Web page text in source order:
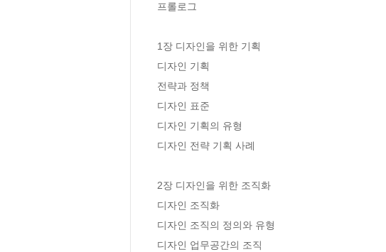
프롤로그
1장 디자인을 위한 기획
디자인 기획
전략과 정책
디자인 표준
디자인 기획의 유형
디자인 전략 기획 사례
2장 디자인을 위한 조직화
디자인 조직화
디자인 조직의 정의와 유형
디자인 업무공간의 조직